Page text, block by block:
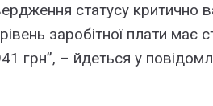
статусу критично
заробітної плати має
грн”, – йдеться у